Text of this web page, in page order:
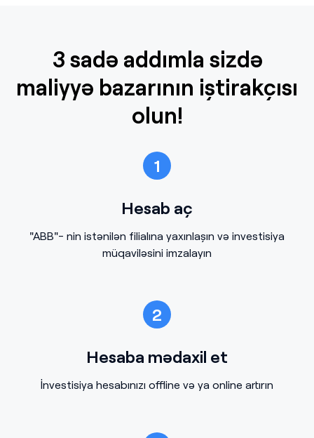
3 sadə addımla sizdə
maliyyə bazarının iştirakçısı
olun!
1
Hesab aç
"ABB"- nin istənilən filialına yaxınlaşın və investisiya
müqaviləsini imzalayın
2
Hesaba mədaxil et
İnvestisiya hesabınızı offline və ya online artırın